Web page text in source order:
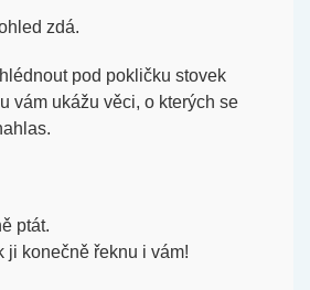
zdá.
pod pokličku stovek
vám ukážu věci, o kterých se
ptát.
ji konečně řeknu i vám!